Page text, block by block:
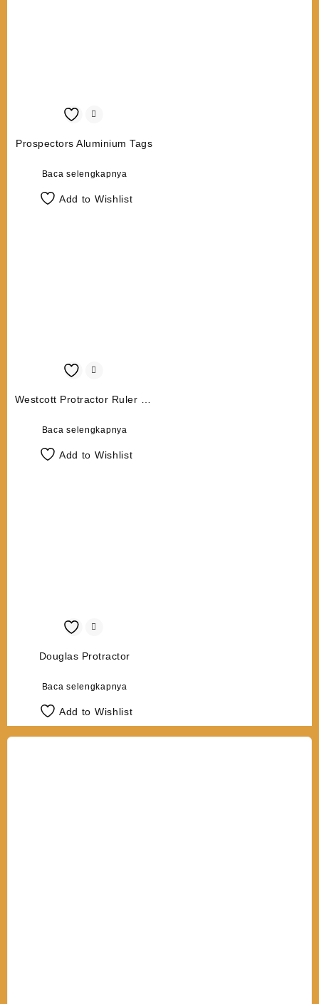
Prospectors Aluminium Tags
Baca selengkapnya
Add to Wishlist
Westcott Protractor Ruler W-
Baca selengkapnya
Add to Wishlist
Douglas Protractor
Baca selengkapnya
Add to Wishlist